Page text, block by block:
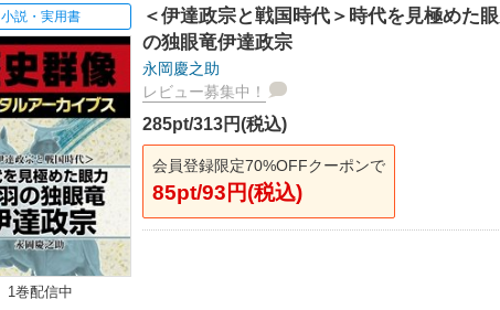
小説・実用書
1巻配信中
＜伊達政宗と戦国時代＞時代を見極めた
の独眼竜伊達政宗
永岡慶之助
レビュー募集中！
285pt/313円(税込)
会員登録限定70%OFFクーポンで
85pt/93円(税込)